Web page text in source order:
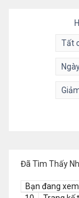
Đã Tìm Thấy
Bạn đang